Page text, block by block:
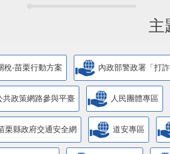
主
稅-苗栗行動方案 內政部警政署「打詐
共政策網路參與平臺 人民團體專區
栗縣政府交通安全網 道安專區